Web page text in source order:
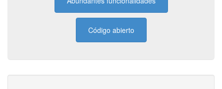
Código abierto